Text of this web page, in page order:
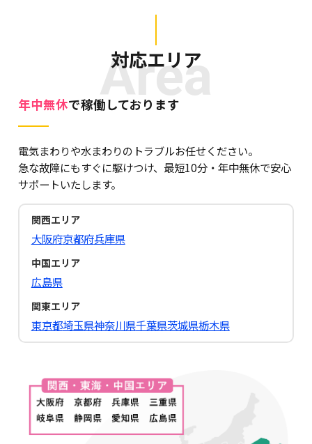
Area
対応エリア
年中無休で稼働しております
電気まわりや水まわりのトラブルお任せください。
急な故障にもすぐに駆けつけ、最短10分・年中無休で安心
サポートいたします。
関西エリア
大阪府京都府兵庫県
中国エリア
広島県
関東エリア
東京都埼玉県神奈川県千葉県茨城県栃木県